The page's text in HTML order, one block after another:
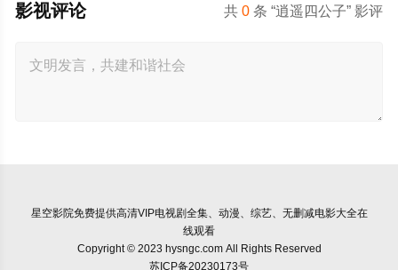
共0 条 “逍遥四公子” 影评
影视评论
星空影院免费提供高清VIP电视剧全集、动漫、综艺、无删减电影大全在
线观看
Copyright © 2023 hysngc.com All Rights Reserved
苏ICP备20230173号